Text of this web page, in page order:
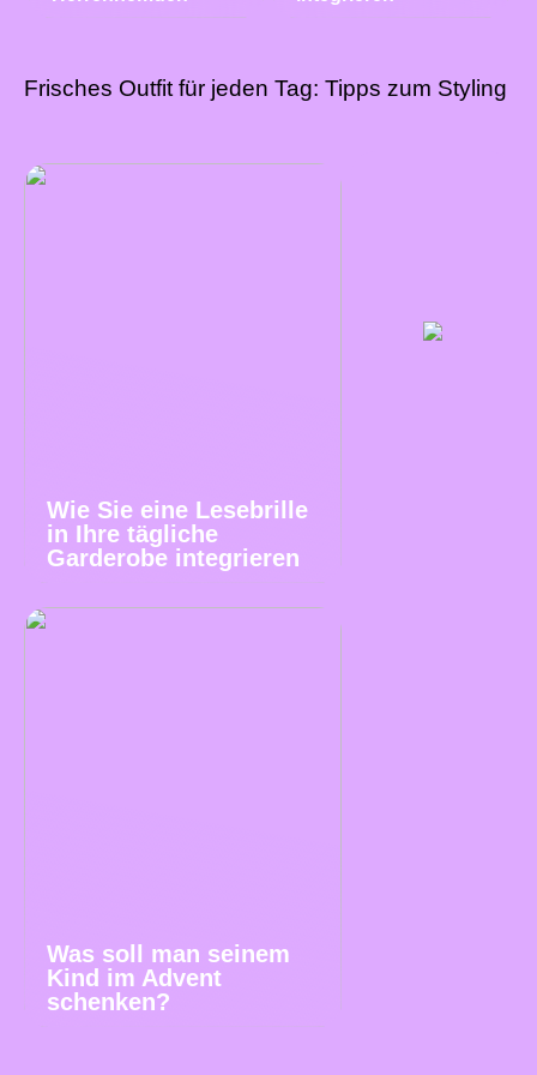
Frisches Outfit für jeden Tag: Tipps zum Styling
Wie Sie eine Lesebrille
in Ihre tägliche
Garderobe integrieren
Was soll man seinem
Kind im Advent
schenken?